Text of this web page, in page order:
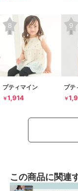
プティマイン
￥1,914
プテ
￥
この商品に関連